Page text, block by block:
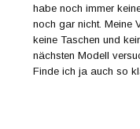
habe noch immer
noch gar nicht. Meine
keine Taschen und
nächsten Modell
Finde ich ja auch so